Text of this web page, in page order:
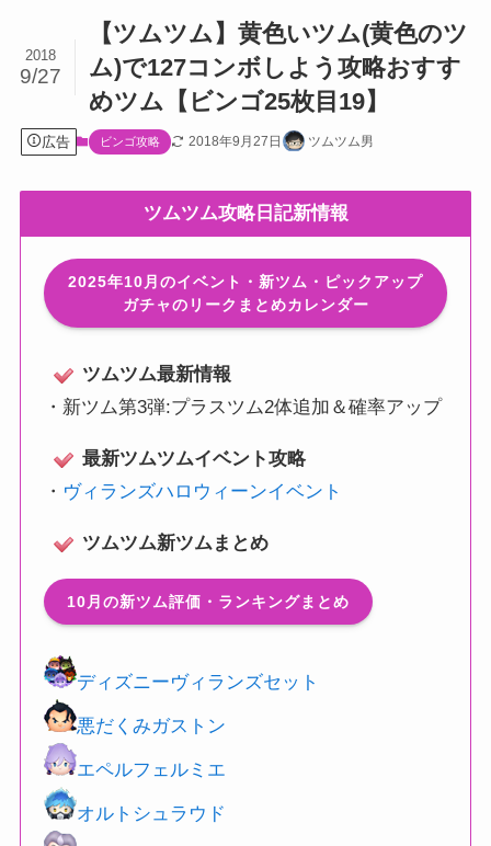
【ツムツム】黄色いツム(黄色のツ
ム)で127コンボしよう攻略おすす
めツム【ビンゴ25枚目19】
2018
9/27
広告 ビンゴ攻略 2018年9月27日 ツムツム男
ツムツム攻略日記新情報
2025年10月のイベント・新ツム・ピックアップ
ガチャのリークまとめカレンダー
ツムツム最新情報
・ 新ツム第3弾:プラスツム2体追加＆確率アップ
最新ツムツムイベント攻略
・ ヴィランズハロウィーンイベント
ツムツム新ツムまとめ
10月の新ツム評価・ランキングまとめ
ディズニーヴィランズセット
悪だくみガストン
エペルフェルミエ
オルトシュラウド